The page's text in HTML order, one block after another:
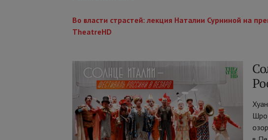
Во власти страстей: лекция Наталии Сурниной на
TheatreHD